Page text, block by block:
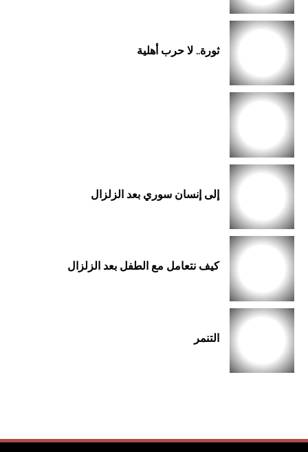
ثورة.. لا حرب أهلية
إلى إنسان سوري بعد الزلزال
كيف نتعامل مع الطفل بعد الزلزال
التنمر